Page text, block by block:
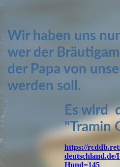
Wir haben uns
wer der
der Papa von
werden soll.
Es wird
"Tramin
https://
deutschland.de/
Hund=145